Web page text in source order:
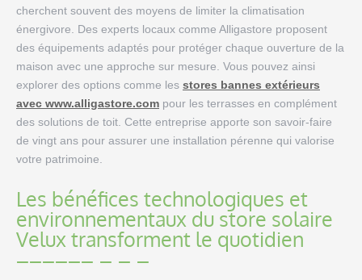
cherchent souvent des moyens de limiter la climatisation
énergivore. Des experts locaux comme Alligastore proposent
des équipements adaptés pour protéger chaque ouverture de la
maison avec une approche sur mesure. Vous pouvez ainsi
explorer des options comme les stores bannes extérieurs
avec www.alligastore.com pour les terrasses en complément
des solutions de toit. Cette entreprise apporte son savoir-faire
de vingt ans pour assurer une installation pérenne qui valorise
votre patrimoine.
Les bénéfices technologiques et
environnementaux du store solaire
Velux transforment le quotidien